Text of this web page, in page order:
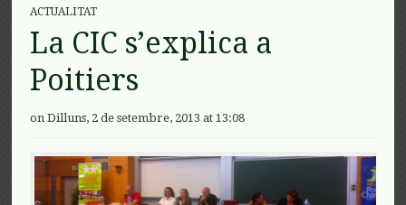
ACTUALITAT
La CIC s’explica a
Poitiers
on Dilluns, 2 de setembre, 2013 at 13:08